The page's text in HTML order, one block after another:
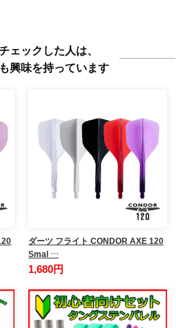
ェックした人は、
興味を持っています
ダーツ フライト CONDOR AXE 120
Smal …
1,680円